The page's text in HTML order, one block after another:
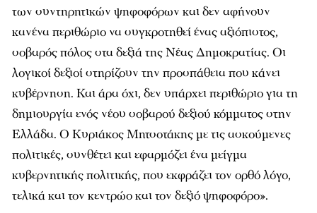
των συντηρητικών ψηφοφόρων και δεν αφήνουν
κανένα περιθώριο να συγκροτηθεί ένας αξιόπιστος,
σοβαρός πόλος στα δεξιά της Νέας Δημοκρατίας. Οι
λογικοί δεξιοί στηρίζουν την προσπάθεια που κάνει
κυβέρνηση. Και άρα όχι, δεν υπάρχει περιθώριο για τη
δημιουργία ενός νέου σοβαρού δεξιού κόμματος στην
Ελλάδα. Ο Κυριάκος Μητσοτάκης με τις ασκούμενες
πολιτικές, συνθέτει και εφαρμόζει ένα μείγμα
κυβερνητικής πολιτικής, που εκφράζει τον ορθό λόγο,
τελικά και τον κεντρώο και τον δεξιό ψηφοφόρο».